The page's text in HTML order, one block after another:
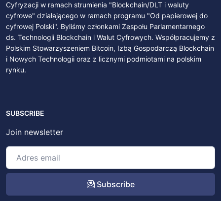
Cyfryzacji w ramach strumienia "Blockchain/DLT i waluty
cyfrowe" działającego w ramach programu "Od papierowej do
cyfrowej Polski". Byliśmy członkami Zespołu Parlamentarnego
ds. Technologii Blockchain i Walut Cyfrowych. Współpracujemy z
Polskim Stowarzyszeniem Bitcoin, Izbą Gospodarczą Blockchain
i Nowych Technologii oraz z licznymi podmiotami na polskim
rynku.
SUBSCRIBE
Join newsletter
Subscribe